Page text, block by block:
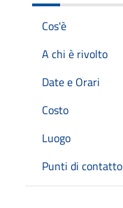
Cos'è
A chi è rivolto
Date e Orari
Costo
Luogo
Punti di contatto